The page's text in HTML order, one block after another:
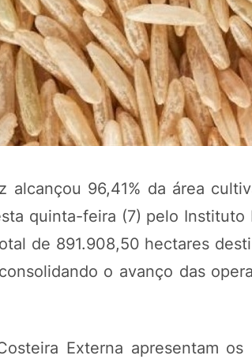
96,41% da área
quinta-feira (7) pelo Instituto
de 891.908,50 hectares
o avanço das
Externa apresentam os